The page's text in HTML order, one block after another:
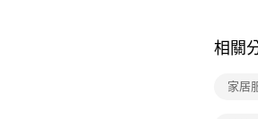
相關
家居